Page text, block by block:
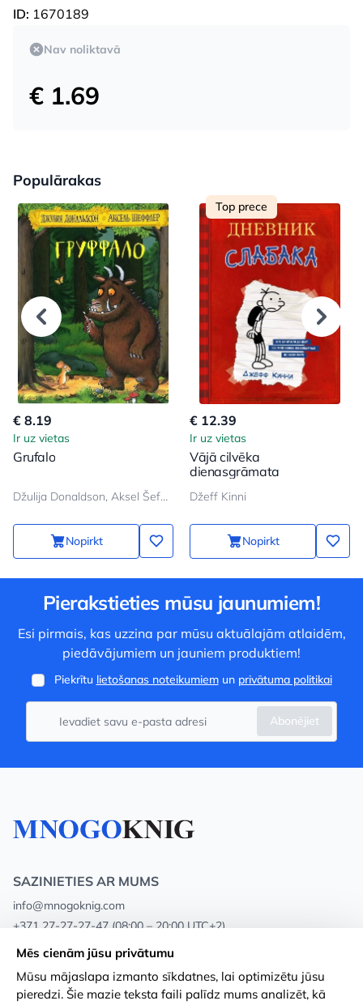
ID: 1670189
Nav noliktavā
€ 1.69
Populārakas
€ 8.19
Ir uz vietas
Grufalo
Džulija Donaldson, Aksel Šeffler
Nopirkt
Top prece
€ 12.39
Ir uz vietas
Vājā cilvēka
dienasgrāmata
Džeff Kinni
Nopirkt
Pierakstieties mūsu jaunumiem!
Esi pirmais, kas uzzina par mūsu aktuālajām atlaidēm,
piedāvājumiem un jauniem produktiem!
Piekrītu lietošanas noteikumiemun privātuma politikai
Abonējiet
SAZINIETIES AR MUMS
info@mnogoknig.com
+371 27-27-27-47 (08:00 – 20:00 UTC+2)
Rīga, Augusta Deglava 69d, LV-1082
Par mums Privātuma politika
Mēs cienām jūsu privātumu
Mūsu mājaslapa izmanto sīkdatnes, lai optimizētu jūsu
pieredzi. Šie mazie teksta faili palīdz mums analizēt, kā